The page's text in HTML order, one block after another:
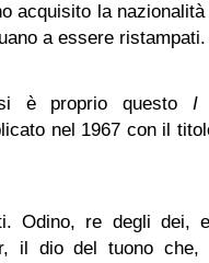
acquisito la
a essere ristampati.
è proprio questo I
nel 1967 con il
Odino, re degli dei,
il dio del tuono che,